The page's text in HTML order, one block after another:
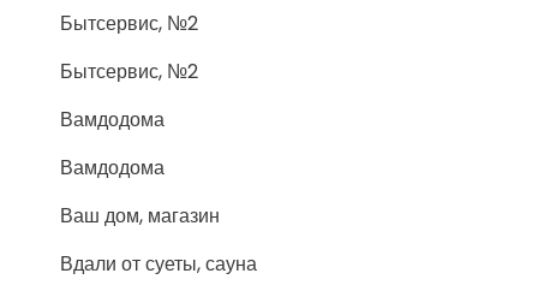
Бытсервис, №2
Бытсервис, №2
Вамдодома
Вамдодома
Ваш дом, магазин
Вдали от суеты, сауна